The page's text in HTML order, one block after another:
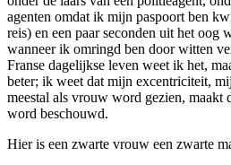
agenten omdat ik mijn paspoort ben
reis) en een paar seconden uit het oog
wanneer ik omringd ben door witten
Franse dagelijkse leven weet ik het,
beter; ik weet dat mijn excentriciteit,
meestal als vrouw word gezien, maakt
word beschouwd.
Hier is een zwarte vrouw een zwarte